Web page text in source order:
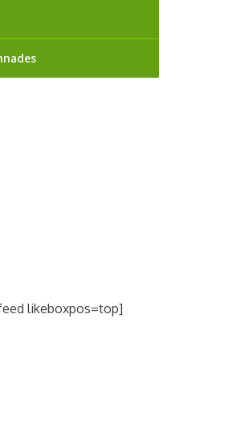
likeboxpos=top]